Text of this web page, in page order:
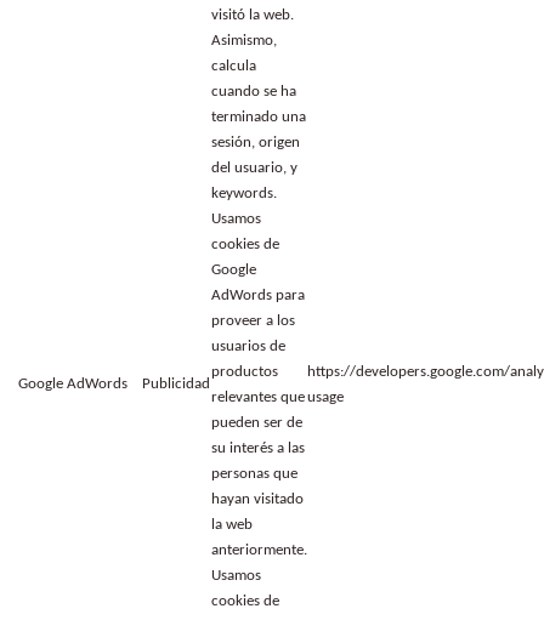
visitó la web.
Asimismo,
calcula
cuando se ha
terminado una
sesión, origen
del usuario, y
keywords.
Google AdWords Publicidad
Usamos
cookies de
Google
AdWords para
proveer a los
usuarios de
productos
relevantes que
pueden ser de
su interés a las
personas que
hayan visitado
la web
anteriormente.
https://developers.google.com/
usage
Usamos
cookies de